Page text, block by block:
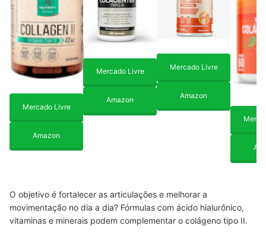
Mercado Livre
Amazon
Mercado Livre
Amazon
Mercado Livre
Amazon
O objetivo é fortalecer as articulações e melhorar a
movimentação no dia a dia? Fórmulas com ácido hialurônico,
vitaminas e minerais podem complementar o colágeno tipo II.